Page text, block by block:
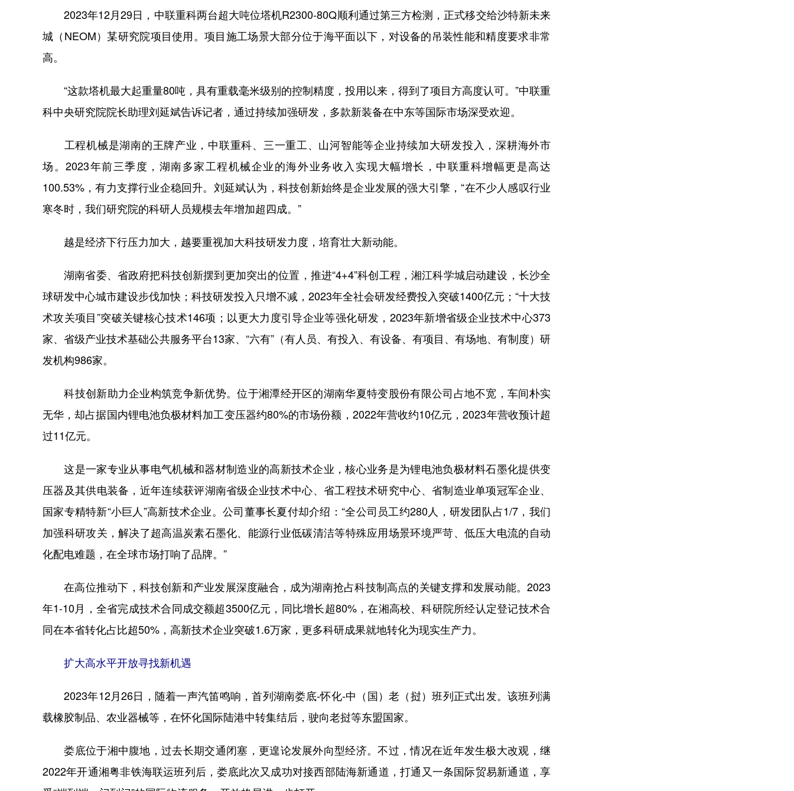
2023年12月29日，中联重科两台超大吨位塔机R2300-80Q顺利通过第三方检测，正式移交给沙特新未来
城（NEOM）某研究院项目使用。项目施工场景大部分位于海平面以下，对设备的吊装性能和精度要求非常
高。
“这款塔机最大起重量80吨，具有重载毫米级别的控制精度，投用以来，得到了项目方高度认可。”中联重
科中央研究院院长助理刘延斌告诉记者，通过持续加强研发，多款新装备在中东等国际市场深受欢迎。
工程机械是湖南的王牌产业，中联重科、三一重工、山河智能等企业持续加大研发投入，深耕海外市
场。2023年前三季度，湖南多家工程机械企业的海外业务收入实现大幅增长，中联重科增幅更是高达
100.53%，有力支撑行业企稳回升。刘延斌认为，科技创新始终是企业发展的强大引擎，“在不少人感叹行业
寒冬时，我们研究院的科研人员规模去年增加超四成。”
越是经济下行压力加大，越要重视加大科技研发力度，培育壮大新动能。
湖南省委、省政府把科技创新摆到更加突出的位置，推进“4+4”科创工程，湘江科学城启动建设，长沙全
球研发中心城市建设步伐加快；科技研发投入只增不减，2023年全社会研发经费投入突破1400亿元；“十大技
术攻关项目”突破关键核心技术146项；以更大力度引导企业等强化研发，2023年新增省级企业技术中心373
家、省级产业技术基础公共服务平台13家、“六有”（有人员、有投入、有设备、有项目、有场地、有制度）研
发机构986家。
科技创新助力企业构筑竞争新优势。位于湘潭经开区的湖南华夏特变股份有限公司占地不宽，车间朴实
无华，却占据国内锂电池负极材料加工变压器约80%的市场份额，2022年营收约10亿元，2023年营收预计超
过11亿元。
这是一家专业从事电气机械和器材制造业的高新技术企业，核心业务是为锂电池负极材料石墨化提供变
压器及其供电装备，近年连续获评湖南省级企业技术中心、省工程技术研究中心、省制造业单项冠军企业、
国家专精特新“小巨人”高新技术企业。公司董事长夏付却介绍：“全公司员工约280人，研发团队占1/7，我们
加强科研攻关，解决了超高温炭素石墨化、能源行业低碳清洁等特殊应用场景环境严苛、低压大电流的自动
化配电难题，在全球市场打响了品牌。”
在高位推动下，科技创新和产业发展深度融合，成为湖南抢占科技制高点的关键支撑和发展动能。2023
年1-10月，全省完成技术合同成交额超3500亿元，同比增长超80%，在湘高校、科研院所经认定登记技术合
同在本省转化占比超50%，高新技术企业突破1.6万家，更多科研成果就地转化为现实生产力。
扩大高水平开放寻找新机遇
2023年12月26日，随着一声汽笛鸣响，首列湖南娄底-怀化-中（国）老（挝）班列正式出发。该班列满
载橡胶制品、农业器械等，在怀化国际陆港中转集结后，驶向老挝等东盟国家。
娄底位于湘中腹地，过去长期交通闭塞，更遑论发展外向型经济。不过，情况在近年发生极大改观，继
2022年开通湘粤非铁海联运班列后，娄底此次又成功对接西部陆海新通道，打通又一条国际贸易新通道，享